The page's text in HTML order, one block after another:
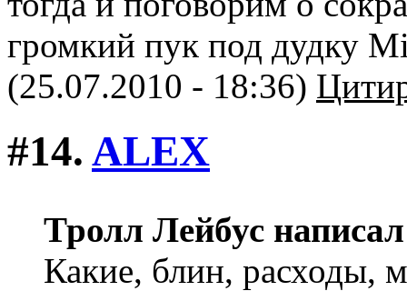
громкий пук под дудку
(25.07.2010 - 18:36)
#14. ALEX
Тролл Лейбус
Какие, блин, расходы,